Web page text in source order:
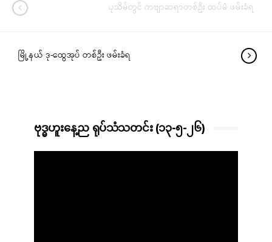
ပုသိမ်တွင် ကဗျာဆရာတစ်ဦး ထပ်မံ ဖမ်းခံရ
မြို့နယ် ဒု-ထွေအုပ် တစ်ဦး ဖမ်းခံရ
ဗုဒ္ဓဟူးနေ့ည ရုပ်သံသတင်း (၁၃-၅-၂၆)